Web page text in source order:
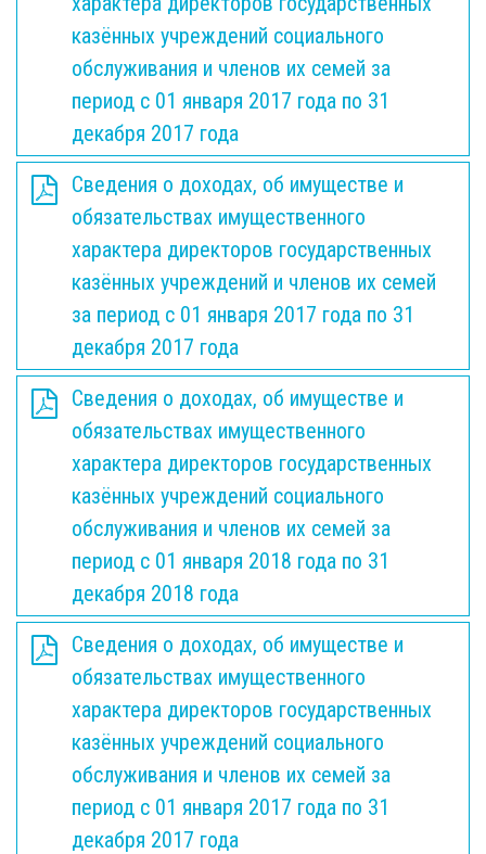
казённых учреждений социального
обслуживания и членов их семей за
период с 01 января 2017 года по 31
декабря 2017 года
Сведения о доходах, об имуществе и
обязательствах имущественного
характера директоров государственных
казённых учреждений и членов их семей
за период с 01 января 2017 года по 31
декабря 2017 года
Сведения о доходах, об имуществе и
обязательствах имущественного
характера директоров государственных
казённых учреждений социального
обслуживания и членов их семей за
период с 01 января 2018 года по 31
декабря 2018 года
Сведения о доходах, об имуществе и
обязательствах имущественного
характера директоров государственных
казённых учреждений социального
обслуживания и членов их семей за
период с 01 января 2017 года по 31
декабря 2017 года